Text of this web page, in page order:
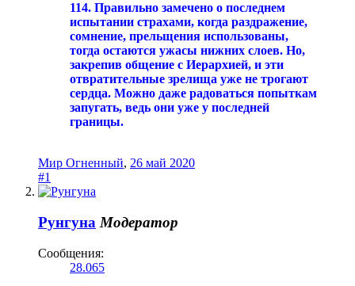
114. Правильно замечено о последнем
испытании страхами, когда раздражение,
сомнение, прельщения использованы,
тогда остаются ужасы нижних слоев. Но,
закрепив общение с Иерархией, и эти
отвратительные зрелища уже не трогают
сердца. Можно даже радоваться попыткам
запугать, ведь они уже у последней
границы.
Мир Огненный, 26 май 2020
#1
Рунгуна Модератор
Сообщения:
28.065